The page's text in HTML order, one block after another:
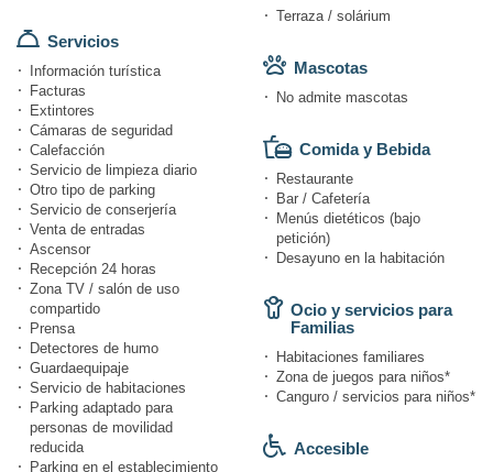
Servicios
Información turística
Facturas
Extintores
Cámaras de seguridad
Calefacción
Servicio de limpieza diario
Otro tipo de parking
Servicio de conserjería
Venta de entradas
Ascensor
Recepción 24 horas
Zona TV / salón de uso
compartido
Prensa
Detectores de humo
Guardaequipaje
Servicio de habitaciones
Parking adaptado para
personas de movilidad
reducida
Parking en el establecimiento
Terraza / solárium
Mascotas
No admite mascotas
Comida y Bebida
Restaurante
Bar / Cafetería
Menús dietéticos (bajo
petición)
Desayuno en la habitación
Ocio y servicios para
Familias
Habitaciones familiares
Zona de juegos para niños*
Canguro / servicios para niños*
Accesible